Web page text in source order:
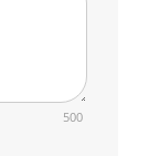
500